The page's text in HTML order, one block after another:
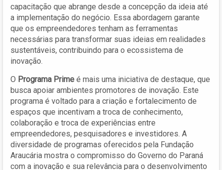
capacitação que abrange desde a concepção da ideia até
a implementação do negócio. Essa abordagem garante
que os empreendedores tenham as ferramentas
necessárias para transformar suas ideias em realidades
sustentáveis, contribuindo para o ecossistema de
inovação.
O Programa Prime é mais uma iniciativa de destaque, que
busca apoiar ambientes promotores de inovação. Este
programa é voltado para a criação e fortalecimento de
espaços que incentivam a troca de conhecimento,
colaboração e troca de experiências entre
empreendedores, pesquisadores e investidores. A
diversidade de programas oferecidos pela Fundação
Araucária mostra o compromisso do Governo do Paraná
com a inovação e sua relevância para o desenvolvimento